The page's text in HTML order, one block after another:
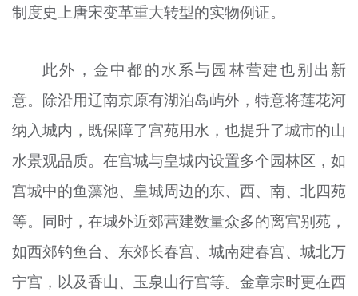
制度史上唐宋变革重大转型的实物例证。
此外，金中都的水系与园林营建也别出新
意。除沿用辽南京原有湖泊岛屿外，特意将莲花河
纳入城内，既保障了宫苑用水，也提升了城市的山
水景观品质。在宫城与皇城内设置多个园林区，如
宫城中的鱼藻池、皇城周边的东、西、南、北四苑
等。同时，在城外近郊营建数量众多的离宫别苑，
如西郊钓鱼台、东郊长春宫、城南建春宫、城北万
宁宫，以及香山、玉泉山行宫等。金章宗时更在西